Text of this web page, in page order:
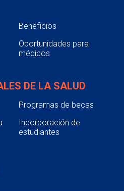
Beneficios
Oportunidades para
médicos
DE LA SALUD
Programas de becas
Incorporación de
estudiantes